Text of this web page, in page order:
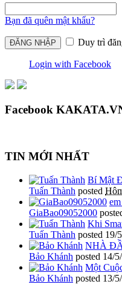
Bạn đã quên mật khẩu?
Duy trì
Login with Facebook
Facebook
TIN MỚI NHẤT
Bí Mật
Tuấn Thành posted
GiaBao09052000
Khi
Tuấn Thành posted 19/
NHÀ
Bảo Khánh posted 14/
Một
Bảo Khánh posted 13/